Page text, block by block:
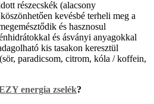
részecskék (alacsony
kevésbé terheli meg a
és hasznosul
és ásványi anyagokkal
kis tasakon keresztül
paradicsom, citrom, kóla / koffein,
energia zselék?